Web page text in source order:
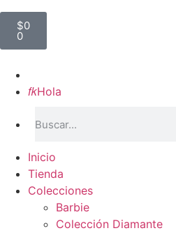
$0
0
Hola
Inicio
Tienda
Colecciones
Barbie
Colección Diamante